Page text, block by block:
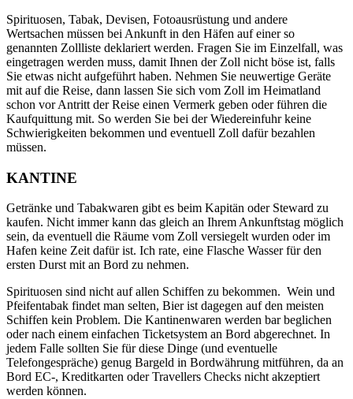
Spirituosen, Tabak, Devisen, Fotoausrüstung und andere
Wertsachen müssen bei Ankunft in den Häfen auf einer so
genannten Zollliste deklariert werden. Fragen Sie im Einzelfall, was
eingetragen werden muss, damit Ihnen der Zoll nicht böse ist, falls
Sie etwas nicht aufgeführt haben. Nehmen Sie neuwertige Geräte
mit auf die Reise, dann lassen Sie sich vom Zoll im Heimatland
schon vor Antritt der Reise einen Vermerk geben oder führen die
Kaufquittung mit. So werden Sie bei der Wiedereinfuhr keine
Schwierigkeiten bekommen und eventuell Zoll dafür bezahlen
müssen.
KANTINE
Getränke und Tabakwaren gibt es beim Kapitän oder Steward zu
kaufen. Nicht immer kann das gleich an Ihrem Ankunftstag möglich
sein, da eventuell die Räume vom Zoll versiegelt wurden oder im
Hafen keine Zeit dafür ist. Ich rate, eine Flasche Wasser für den
ersten Durst mit an Bord zu nehmen.
Spirituosen sind nicht auf allen Schiffen zu bekommen. Wein und
Pfeifentabak findet man selten, Bier ist dagegen auf den meisten
Schiffen kein Problem. Die Kantinenwaren werden bar beglichen
oder nach einem einfachen Ticketsystem an Bord abgerechnet. In
jedem Falle sollten Sie für diese Dinge (und eventuelle
Telefongespräche) genug Bargeld in Bordwährung mitführen, da an
Bord EC-, Kreditkarten oder Travellers Checks nicht akzeptiert
werden können.